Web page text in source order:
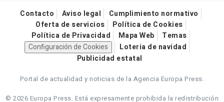
Contacto Aviso legal
Cumplimiento normativo
Oferta de servicios
Política de Cookies
Política de Privacidad
Mapa Web
Temas
Configuración de Cookies
Loteria de navidad
Publicidad estatal
Portal de actualidad y noticias de la Agencia Europa Press.
© 2026 Europa Press. Está expresamente prohibida la redistribución